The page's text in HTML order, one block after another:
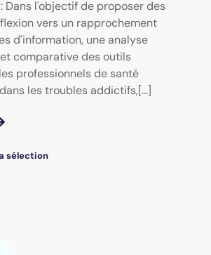
: Dans l'objectif de proposer des
vers un rapprochement
d'information, une analyse
comparative des outils
professionnels de santé
les troubles addictifs,[...]
sélection